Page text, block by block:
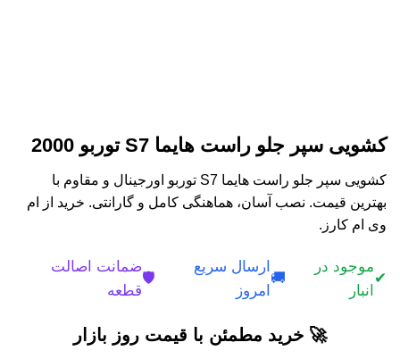
کشویی سپر جلو راست هایما S7 توربو 2000
کشویی سپر جلو راست هایما S7 توربو اورجینال و مقاوم با
بهترین قیمت. نصب آسان، هماهنگی کامل و گارانتی. خرید از ام
وی ام کارز.
✔
موجود در
انبار
🚚
ارسال سریع
امروز
🛡️
ضمانت اصالت
قطعه
🚀 خرید مطمئن با قیمت روز بازار